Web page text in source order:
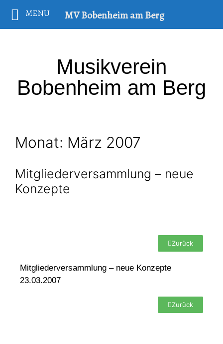
Musikverein
Bobenheim am Berg
Monat: März 2007
Mitgliederversammlung – neue
Konzepte
Zurück
Mitgliederversammlung – neue Konzepte
23.03.2007
Zurück
MENU MV Bobenheim am Berg